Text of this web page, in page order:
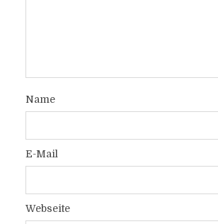
Name
E-Mail
Webseite